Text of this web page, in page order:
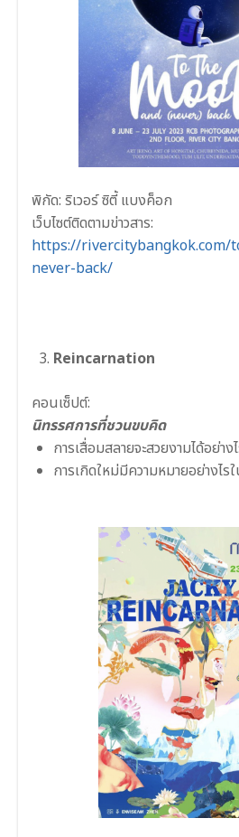
พิกัด: ริเวอร์ ซิตี้ แบงค็อก
เว็บไซต์ติดตามข่าวสาร:
https://rivercitybangkok.com/
never-back/
Reincarnation
คอนเซ็ปต์:
นิทรรศการที่ชวนขบคิด
การเสื่อมสลายจะสวยงามได้อย่าง
การเกิดใหม่มีความหมายอย่างไ